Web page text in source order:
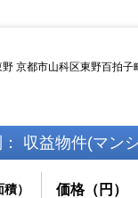
京都市山科区東野百拍
収益物件(マン
） 価格（円）